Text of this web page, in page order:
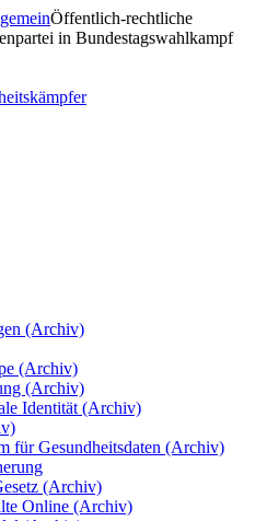
Öffentlich-rechtliche
in Bundestagswahlkampf
(Archiv)
(Archiv)
(Archiv)
Identität (Archiv)
für Gesundheitsdaten (Archiv)
(Archiv)
Online (Archiv)